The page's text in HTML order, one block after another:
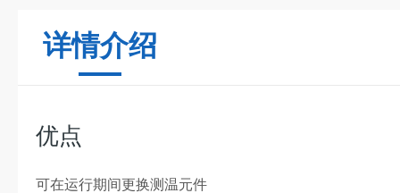
详情介绍
优点
可在运行期间更换测温元件